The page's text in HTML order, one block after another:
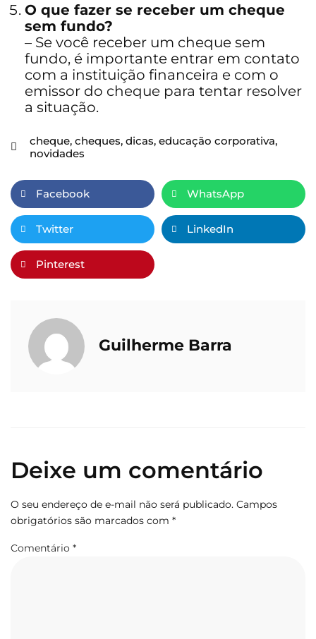
O que fazer se receber um cheque
sem fundo?
– Se você receber um cheque sem
fundo, é importante entrar em contato
com a instituição financeira e com o
emissor do cheque para tentar resolver
a situação.
cheque, cheques, dicas, educação corporativa,
novidades
Facebook WhatsApp
Twitter LinkedIn
Pinterest
Guilherme Barra
Deixe um comentário
O seu endereço de e-mail não será publicado. Campos
obrigatórios são marcados com *
Comentário *